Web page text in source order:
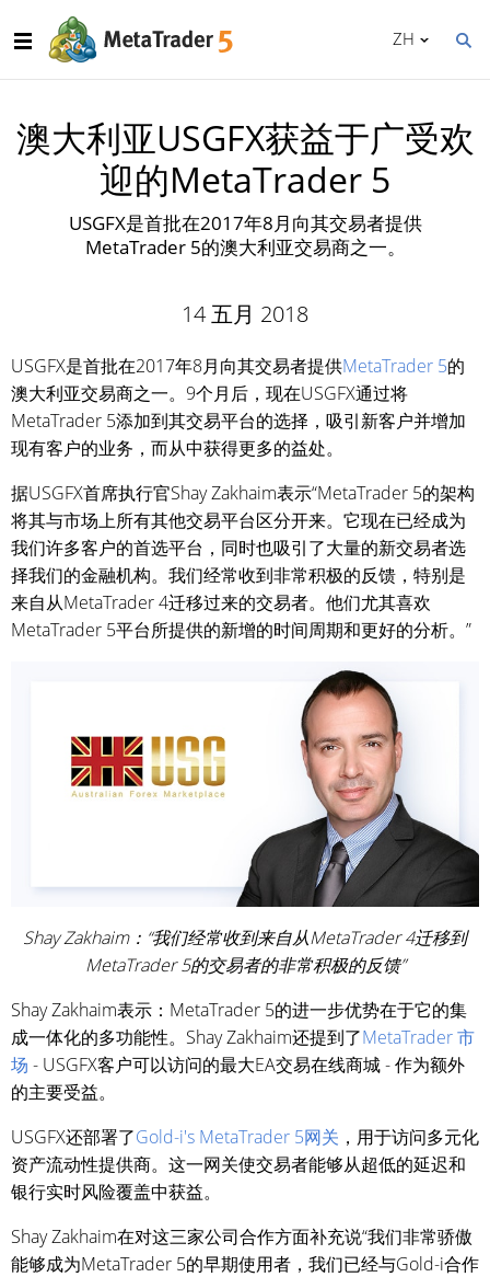
ZH
澳大利亚USGFX获益于广受欢
迎的MetaTrader 5
USGFX是首批在2017年8月向其交易者提供
MetaTrader 5的澳大利亚交易商之一。
14 五月 2018
USGFX是首批在2017年8月向其交易者提供MetaTrader 5的
澳大利亚交易商之一。9个月后，现在USGFX通过将
MetaTrader 5添加到其交易平台的选择，吸引新客户并增加
现有客户的业务，而从中获得更多的益处。
据USGFX首席执行官Shay Zakhaim表示“MetaTrader 5的架构
将其与市场上所有其他交易平台区分开来。它现在已经成为
我们许多客户的首选平台，同时也吸引了大量的新交易者选
择我们的金融机构。我们经常收到非常积极的反馈，特别是
来自从MetaTrader 4迁移过来的交易者。他们尤其喜欢
MetaTrader 5平台所提供的新增的时间周期和更好的分析。”
Shay Zakhaim：“我们经常收到来自从MetaTrader 4迁移到
MetaTrader 5的交易者的非常积极的反馈”
Shay Zakhaim表示：MetaTrader 5的进一步优势在于它的集
成一体化的多功能性。Shay Zakhaim还提到了MetaTrader 市
场 - USGFX客户可以访问的最大EA交易在线商城 - 作为额外
的主要受益。
USGFX还部署了Gold-i's MetaTrader 5网关 ，用于访问多元化
资产流动性提供商。这一网关使交易者能够从超低的延迟和
银行实时风险覆盖中获益。
Shay Zakhaim在对这三家公司合作方面补充说“我们非常骄傲
能够成为MetaTrader 5的早期使用者，我们已经与Gold-i合作